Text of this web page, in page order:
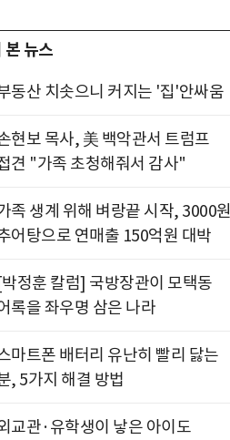
본 뉴스
동산 치솟으니 커지는 '집'안싸움
현보 목사, 美 백악관서 트럼프
견 "가족 초청해줘서 감사"
족 생계 위해 벼랑끝 시작, 3000원
어탕으로 연매출 150억원 대박
정훈 칼럼] 국방장관이 모택동
록을 좌우명 삼은 나라
마트폰 배터리 유난히 빨리 닳는
, 5가지 해결 방법
교관·유학생이 낳은 아이도